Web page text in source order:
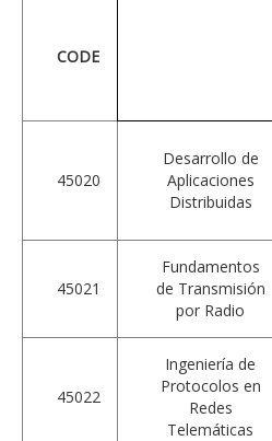
CODE
45020
Desarrollo de
Aplicaciones
Distribuidas
45021
Fundamentos
de Transmisión
por Radio
45022
Ingeniería de
Protocolos en
Redes
Telemáticas